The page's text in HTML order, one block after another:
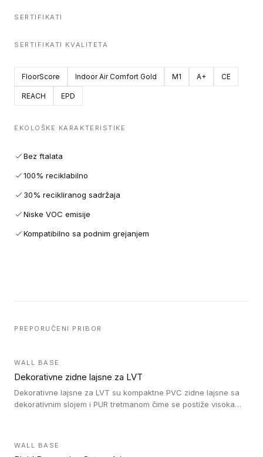
SERTIFIKATI
SERTIFIKATI KVALITETA
FloorScore Indoor Air Comfort Gold M1 A+ CE
REACH EPD
EKOLOŠKE KARAKTERISTIKE
Bez ftalata
100% reciklabilno
30% recikliranog sadržaja
Niske VOC emisije
Kompatibilno sa podnim grejanjem
PREPORUČENI PRIBOR
WALL BASE
Dekorativne zidne lajsne za LVT
Dekorativne lajsne za LVT su kompaktne PVC zidne lajsne sa
dekorativnim slojem i PUR tretmanom čime se postiže visoka
WALL BASE